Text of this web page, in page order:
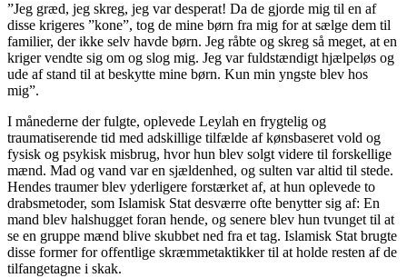
”Jeg græd, jeg skreg, jeg var desperat! Da de gjorde mig til en af
disse krigeres ”kone”, tog de mine børn fra mig for at sælge dem til
familier, der ikke selv havde børn. Jeg råbte og skreg så meget, at en
kriger vendte sig om og slog mig. Jeg var fuldstændigt hjælpeløs og
ude af stand til at beskytte mine børn. Kun min yngste blev hos
mig”.
I månederne der fulgte, oplevede Leylah en frygtelig og
traumatiserende tid med adskillige tilfælde af kønsbaseret vold og
fysisk og psykisk misbrug, hvor hun blev solgt videre til forskellige
mænd. Mad og vand var en sjældenhed, og sulten var altid til stede.
Hendes traumer blev yderligere forstærket af, at hun oplevede to
drabsmetoder, som Islamisk Stat desværre ofte benytter sig af: En
mand blev halshugget foran hende, og senere blev hun tvunget til at
se en gruppe mænd blive skubbet ned fra et tag. Islamisk Stat brugte
disse former for offentlige skræmmetaktikker til at holde resten af de
tilfangetagne i skak.